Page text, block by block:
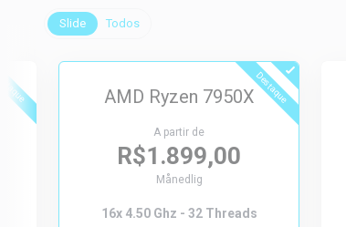
Slide Todos
Destaque
AMD Ryzen 7950X
A partir de
R$1.899,00
Månedlig
16x 4.50 Ghz - 32 Threads